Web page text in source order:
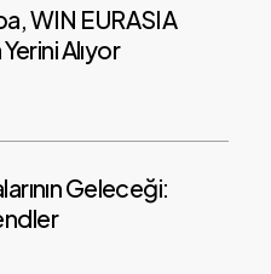
WIN EURASIA
Alıyor
Geleceği: